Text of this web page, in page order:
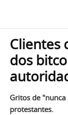
Clientes
dos
Gritos de
protestantes.